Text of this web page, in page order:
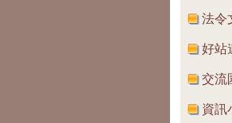
法令
好站
交流
資訊